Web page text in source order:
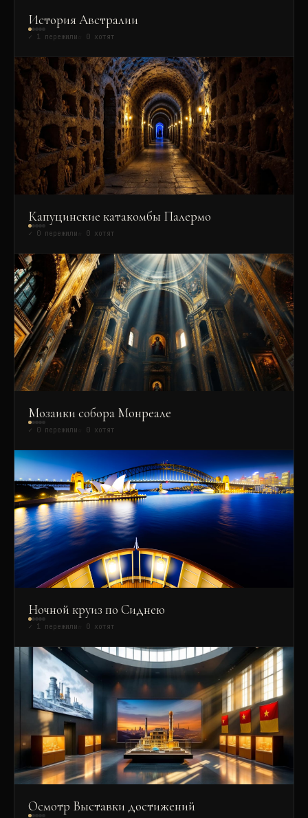
История Австралии
✓ 1 пережили 0 хотят
Капуцинские катакомбы Палермо
✓ 0 пережили 0 хотят
Мозаики собора Монреале
✓ 0 пережили 0 хотят
Ночной круиз по Сиднею
✓ 1 пережили 0 хотят
Осмотр Выставки достижений